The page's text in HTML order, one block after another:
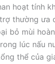
hoạt tính
thường ưa
bỏ mùi
lúc nấu
thể của